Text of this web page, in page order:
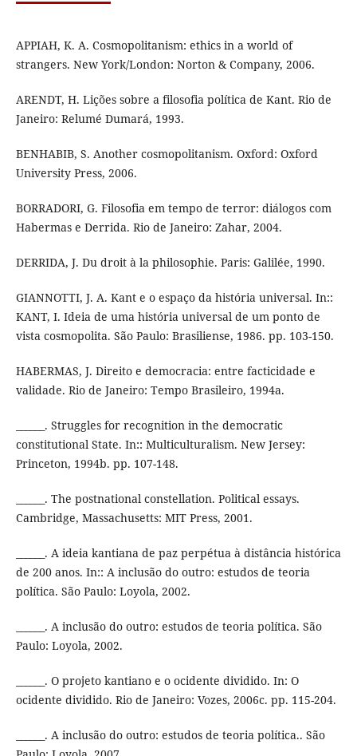
APPIAH, K. A. Cosmopolitanism: ethics in a world of
strangers. New York/London: Norton & Company, 2006.
ARENDT, H. Lições sobre a filosofia política de Kant. Rio de
Janeiro: Relumé Dumará, 1993.
BENHABIB, S. Another cosmopolitanism. Oxford: Oxford
University Press, 2006.
BORRADORI, G. Filosofia em tempo de terror: diálogos com
Habermas e Derrida. Rio de Janeiro: Zahar, 2004.
DERRIDA, J. Du droit à la philosophie. Paris: Galilée, 1990.
GIANNOTTI, J. A. Kant e o espaço da história universal. In::
KANT, I. Ideia de uma história universal de um ponto de
vista cosmopolita. São Paulo: Brasiliense, 1986. pp. 103-150.
HABERMAS, J. Direito e democracia: entre facticidade e
validade. Rio de Janeiro: Tempo Brasileiro, 1994a.
______. Struggles for recognition in the democratic
constitutional State. In:: Multiculturalism. New Jersey:
Princeton, 1994b. pp. 107-148.
______. The postnational constellation. Political essays.
Cambridge, Massachusetts: MIT Press, 2001.
______. A ideia kantiana de paz perpétua à distância histórica
de 200 anos. In:: A inclusão do outro: estudos de teoria
política. São Paulo: Loyola, 2002.
______. A inclusão do outro: estudos de teoria política. São
Paulo: Loyola, 2002.
______. O projeto kantiano e o ocidente dividido. In: O
ocidente dividido. Rio de Janeiro: Vozes, 2006c. pp. 115-204.
______. A inclusão do outro: estudos de teoria política.. São